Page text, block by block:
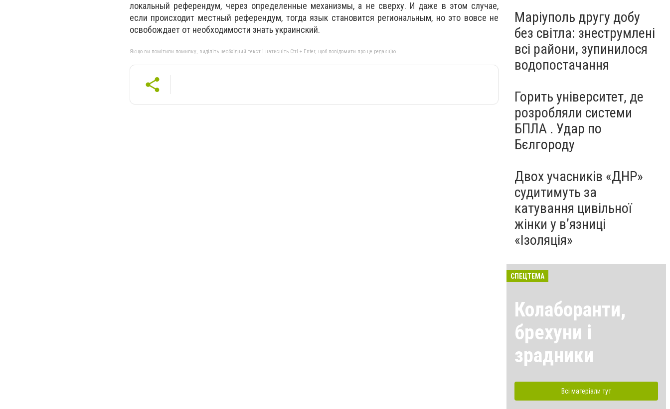
локальный референдум, через определенные механизмы, а не сверху. И даже в этом случае,
если происходит местный референдум, тогда язык становится региональным, но это вовсе не
освобождает от необходимости знать украинский.
Якщо ви помітили помилку, виділіть необхідний текст і натисніть Ctrl + Enter, щоб повідомити про це редакцію
Маріуполь другу добу
без світла: знеструмлені
всі райони, зупинилося
водопостачання
Горить університет, де
розробляли системи
БПЛА . Удар по
Бєлгороду
Двох учасників «ДНР»
судитимуть за
катування цивільної
жінки у в’язниці
«Ізоляція»
СПЕЦТЕМА
Колаборанти,
брехуни і
зрадники
Всі матеріали тут